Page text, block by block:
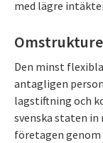
med lägre
Den minst
antagligen
lagstiftning och
svenska staten
företagen